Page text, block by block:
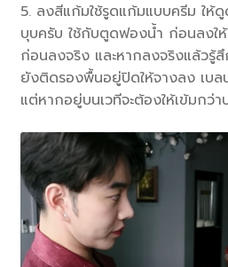
5. ลงสีแก้มใช้รูดแก้มแบบครีม ให้
บุบครับ ใช้กับตูดฟองน้ำ ก่อนลงใ
ก่อนลงจริง และหากลงจริงแล้วรู้
ยังติดรองพื้นอยู่ปิดให้จางลง เบ
แต่หากอยู่บนเวทีจะต้องให้เข้มกว่